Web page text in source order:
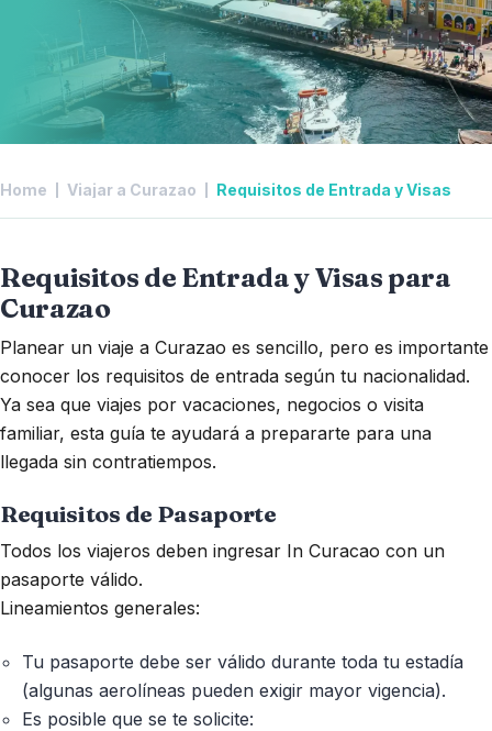
Home Viajar a Curazao Requisitos de Entrada y Visas
Requisitos de Entrada y Visas para
Curazao
Planear un viaje a Curazao es sencillo, pero es importante
conocer los requisitos de entrada según tu nacionalidad.
Ya sea que viajes por vacaciones, negocios o visita
familiar, esta guía te ayudará a prepararte para una
llegada sin contratiempos.
Requisitos de Pasaporte
Todos los viajeros deben ingresar In Curacao con un
pasaporte válido.
Lineamientos generales:
Tu pasaporte debe ser válido durante toda tu estadía
(algunas aerolíneas pueden exigir mayor vigencia).
Es posible que se te solicite: